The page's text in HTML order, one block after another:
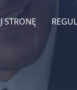
STRONĘ